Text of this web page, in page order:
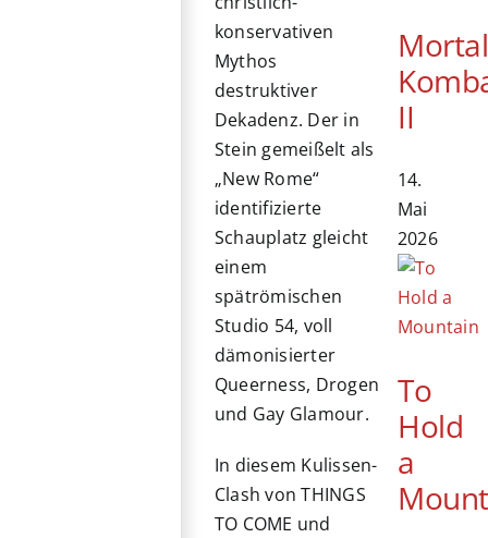
konservativen
Mythos
destruktiver
Dekadenz. Der in
Stein gemeißelt als
„New Rome“
identifizierte
Schauplatz gleicht
einem
spätrömischen
Studio 54, voll
dämonisierter
Queerness, Drogen
und Gay Glamour.
In diesem Kulissen-
Clash von THINGS
TO COME und
Mortal
II
14.
Mai
2026
To
Hold
a